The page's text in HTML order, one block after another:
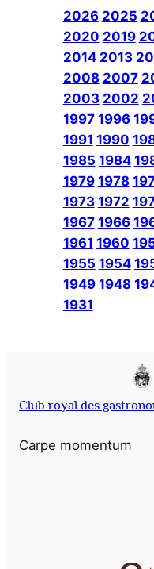
2026 2025
2020 2019
2014 2013
2008 2007
2003 2002
1997 1996
1991 1990
1985 1984
1979 1978
1973 1972
1967 1966
1961 1960
1955 1954
1949 1948
1931
Club royal des
Carpe momentum